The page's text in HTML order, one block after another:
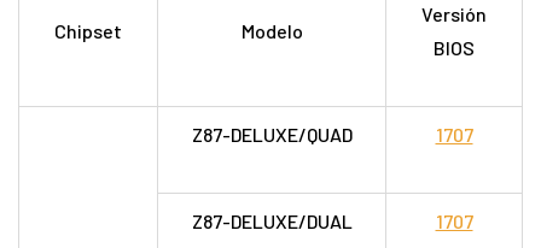
Chipset Modelo
Versión
BIOS
Z87-DELUXE/QUAD 1707
Z87-DELUXE/DUAL 1707